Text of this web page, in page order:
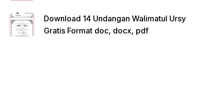
Download 14 Undangan Walimatul Ursy
Gratis Format doc, docx, pdf